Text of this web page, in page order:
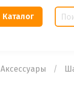
Каталог
Аксессуары